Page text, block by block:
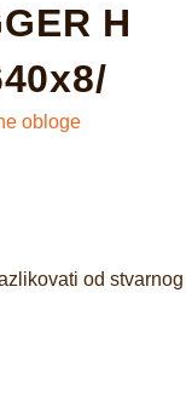
H
obloge
od stvarnog